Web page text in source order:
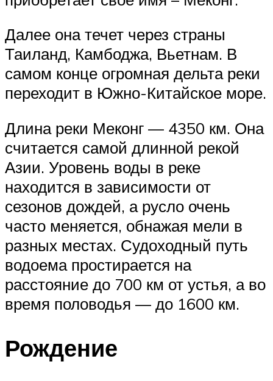
Далее она течет через страны
Таиланд, Камбоджа, Вьетнам. В
самом конце огромная дельта реки
переходит в Южно-Китайское море.
Длина реки Меконг — 4350 км. Она
считается самой длинной рекой
Азии. Уровень воды в реке
находится в зависимости от
сезонов дождей, а русло очень
часто меняется, обнажая мели в
разных местах. Судоходный путь
водоема простирается на
расстояние до 700 км от устья, а во
время половодья — до 1600 км.
Рождение